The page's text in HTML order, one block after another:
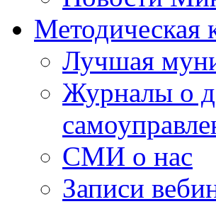
Методическая
Лучшая
Журналы о
СМИ о нас
Записи